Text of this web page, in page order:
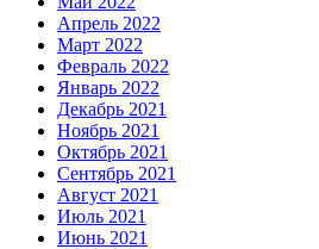
Апрель 2022
Март 2022
Февраль 2022
Январь 2022
Декабрь 2021
Ноябрь 2021
Октябрь 2021
Сентябрь 2021
Август 2021
Июль 2021
Июнь 2021